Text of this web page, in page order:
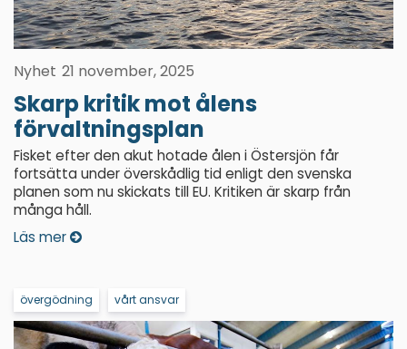
Nyhet 21 november, 2025
Skarp kritik mot ålens
förvaltningsplan
Fisket efter den akut hotade ålen i Östersjön får
fortsätta under överskådlig tid enligt den svenska
planen som nu skickats till EU. Kritiken är skarp från
många håll.
Läs mer
övergödning vårt ansvar